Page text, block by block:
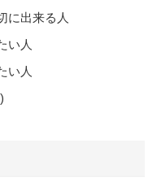
に出来る人
い人
い人